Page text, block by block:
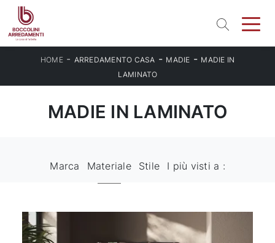
HOME- ARREDAMENTO CASA - MADIE - MADIE IN
LAMINATO
MADIE IN LAMINATO
Marca Materiale Stile I più visti a :